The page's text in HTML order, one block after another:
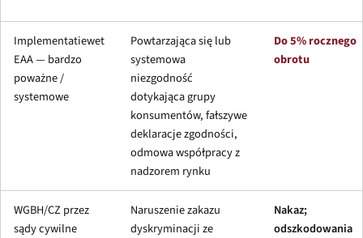
Implementatiewet
EAA — bardzo
poważne /
systemowe
Powtarzająca się lub
systemowa
niezgodność
dotykająca grupy
konsumentów, fałszywe
deklaracje zgodności,
odmowa współpracy z
nadzorem rynku
Do 5% rocznego
obrotu
WGBH/CZ przez
sądy cywilne
Naruszenie zakazu
dyskryminacji ze
Nakaz;
odszkodowania